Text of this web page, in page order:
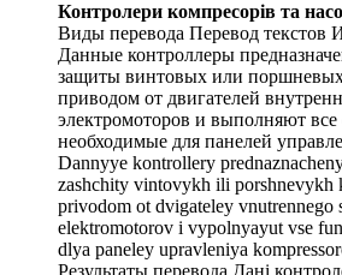
Контролери компресорів та
Виды перевода Перевод текстов
Данные контроллеры
защиты винтовых или поршневых
приводом от двигателей
электромоторов и выполняют
необходимые для панелей
Dannyye kontrollery
zashchity vintovykh ili porshnevykh
privodom ot dvigateley vnutrennego
elektromotorov i vypolnyayut vse
dlya paneley upravleniya
Результаты перевода Дані